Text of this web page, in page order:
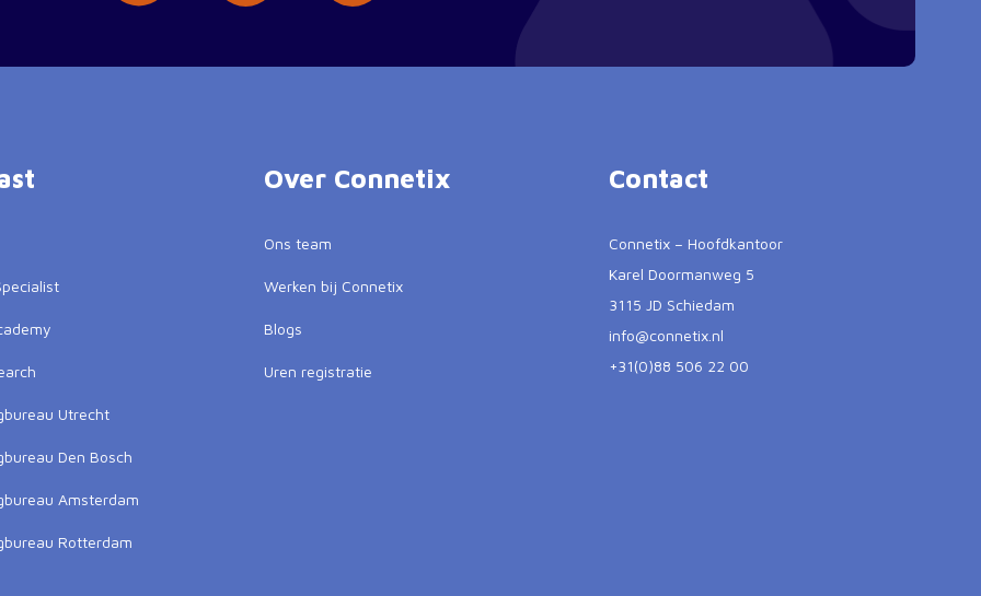
Utrecht
Den Bosch
Amsterdam
Rotterdam
Over Connetix
Ons team
Werken bij Connetix
Blogs
Uren registratie
Contact
Connetix – Hoofdkantoor
Karel Doormanweg 5
3115 JD Schiedam
info@connetix.nl
+31(0)88 506 22 00